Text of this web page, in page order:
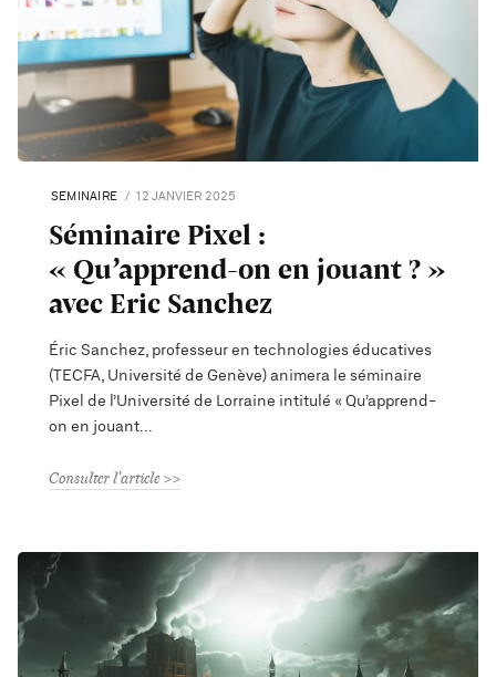
SEMINAIRE 12 JANVIER 2025
Séminaire Pixel :
« Qu’apprend-on en jouant ? »
avec Eric Sanchez
Éric Sanchez, professeur en technologies éducatives
(TECFA, Université de Genève) animera le séminaire
Pixel de l’Université de Lorraine intitulé « Qu’apprend-
on en jouant
Consulter l'article